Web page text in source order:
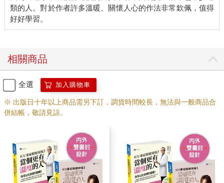
類的人。對於作者許多溫暖、關懷人心的作法非常欽佩，值得
相關商品
全選 加入購物車
※ 出版日十年以上商品需另下訂，調貨時間較長，無法與一般商品合
併結帳，敬請見諒。